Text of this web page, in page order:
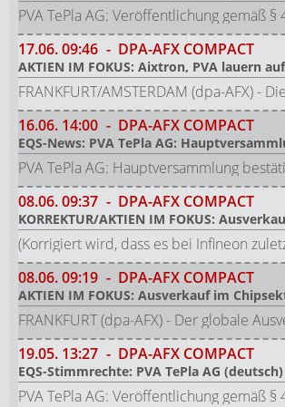
PVA TePla AG: Veröffentlichung gemäß
17.06.09:46 - DPA-AFX COMPACT
AKTIEN IM FOKUS: Aixtron, PVA lauern
FRANKFURT/AMSTERDAM (dpa-AFX) -
16.06. 14:00 - DPA-AFX COMPACT
EQS-News: PVA TePla AG:
PVA TePla AG: Hauptversammlung
08.06.09:37 - DPA-AFX COMPACT
KORREKTUR/AKTIEN IM FOKUS:
(Korrigiert wird, dass es bei Infineon
08.06.09:19 - DPA-AFX COMPACT
AKTIEN IM FOKUS: Ausverkauf im
FRANKFURT (dpa-AFX) - Der globale
19.05. 13:27 - DPA-AFX COMPACT
EQS-Stimmrechte: PVA TePla AG (deutsch)
PVA TePla AG: Veröffentlichung gemäß